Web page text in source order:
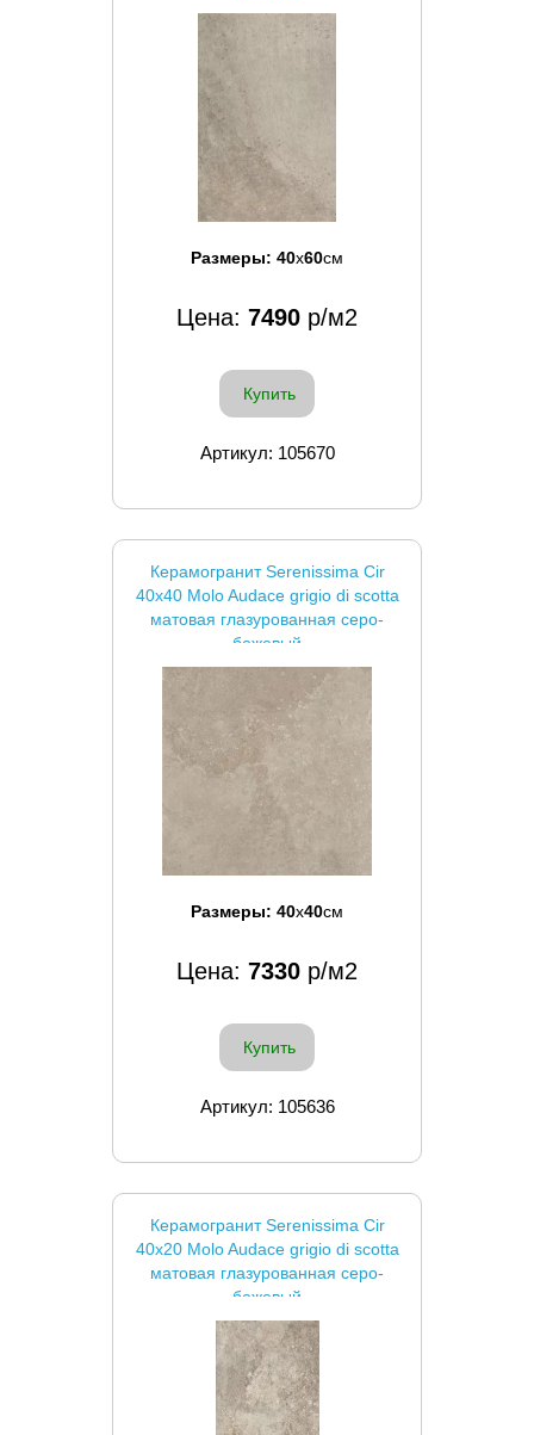
Размеры: 40x60см
Цена: 7490 р/м2
Купить
Артикул: 105670
Керамогранит Serenissima Cir
40x40 Molo Audace grigio di scotta
матовая глазурованная серо-
бежевый
Размеры: 40x40см
Цена: 7330 р/м2
Купить
Артикул: 105636
Керамогранит Serenissima Cir
40x20 Molo Audace grigio di scotta
матовая глазурованная серо-
бежевый